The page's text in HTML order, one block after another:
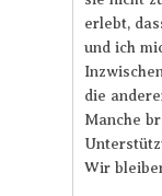
erlebt,
und ich
die
Manche
Wir